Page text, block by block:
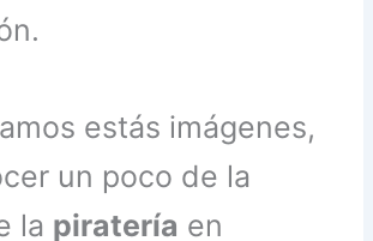
estás imágenes,
un poco de la
la piratería en